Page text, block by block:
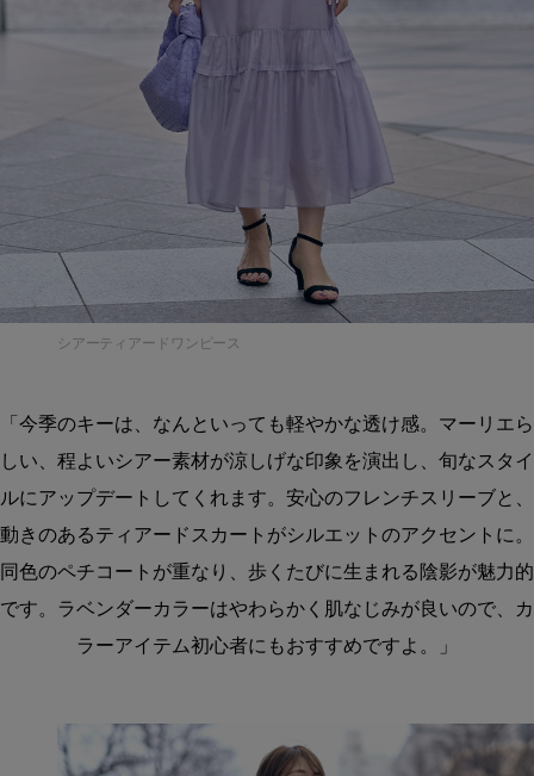
シアーティアードワンピース
「今季のキーは、なんといっても軽やかな透け感。マーリエら
しい、程よいシアー素材が涼しげな印象を演出し、旬なスタイ
ルにアップデートしてくれます。安心のフレンチスリーブと、
動きのあるティアードスカートがシルエットのアクセントに。
同色のペチコートが重なり、歩くたびに生まれる陰影が魅力的
です。ラベンダーカラーはやわらかく肌なじみが良いので、カ
ラーアイテム初心者にもおすすめですよ。」